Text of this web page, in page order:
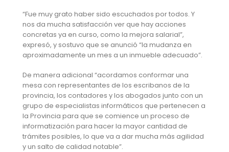
“Fue muy grato haber sido escuchados por todos. Y
nos da mucha satisfacción ver que hay acciones
concretas ya en curso, como la mejora salarial”,
expresó, y sostuvo que se anunció “la mudanza en
aproximadamente un mes a un inmueble adecuado”.
De manera adicional “acordamos conformar una
mesa con representantes de los escribanos de la
provincia, los contadores y los abogados junto con un
grupo de especialistas informáticos que pertenecen a
la Provincia para que se comience un proceso de
informatización para hacer la mayor cantidad de
trámites posibles, lo que va a dar mucha más agilidad
y un salto de calidad notable”.